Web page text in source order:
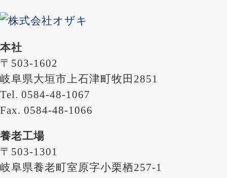
本社
〒503-1602
岐阜県大垣市上石津町牧田2851
Tel. 0584-48-1067
Fax. 0584-48-1066
養老工場
〒503-1301
岐阜県養老町室原字小栗栖257-1